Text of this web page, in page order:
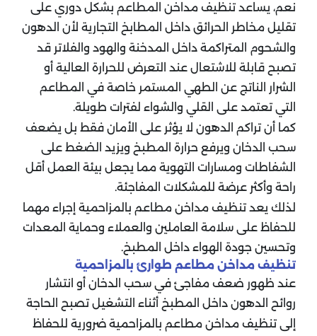
نعم، يساعد تنظيف مداخن المطاعم بشكل دوري على
تقليل مخاطر الحرائق داخل المطابخ التجارية لأن الدهون
والشحوم المتراكمة داخل المدخنة والهود والفلاتر قد
تصبح قابلة للاشتعال عند التعرض للحرارة العالية أو
الشرار الناتج عن الطهي المستمر خاصة في المطاعم
التي تعتمد على القلي والشواء لفترات طويلة.
كما أن تراكم الدهون لا يؤثر على الأمان فقط بل يضعف
سحب الدخان ويرفع حرارة المطبخ ويزيد الضغط على
الشفاطات ومسارات التهوية مما يجعل بيئة العمل أقل
راحة وأكثر عرضة للمشكلات المفاجئة.
لذلك يعد تنظيف مداخن مطاعم بالمزاحمية إجراء مهما
للحفاظ على سلامة العاملين والعملاء وحماية المعدات
وتحسين جودة الهواء داخل المطبخ.
تنظيف مداخن مطاعم طوارئ بالمزاحمية
عند ظهور ضعف مفاجئ في سحب الدخان أو انتشار
روائح الدهون داخل المطبخ أثناء التشغيل تصبح الحاجة
إلى تنظيف مداخن مطاعم بالمزاحمية ضرورية للحفاظ